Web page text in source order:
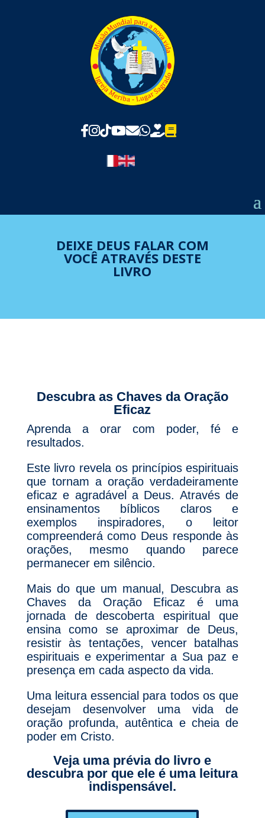
DEIXE DEUS FALAR COM
VOCÊ ATRAVÉS DESTE
LIVRO
Descubra as Chaves da Oração
Eficaz
Aprenda a orar com poder, fé e
resultados.
Este livro revela os princípios espirituais
que tornam a oração verdadeiramente
eficaz e agradável a Deus. Através de
ensinamentos bíblicos claros e
exemplos inspiradores, o leitor
compreenderá como Deus responde às
orações, mesmo quando parece
permanecer em silêncio.
Mais do que um manual, Descubra as
Chaves da Oração Eficaz é uma
jornada de descoberta espiritual que
ensina como se aproximar de Deus,
resistir às tentações, vencer batalhas
espirituais e experimentar a Sua paz e
presença em cada aspecto da vida.
Uma leitura essencial para todos os que
desejam desenvolver uma vida de
oração profunda, autêntica e cheia de
poder em Cristo.
Veja uma prévia do livro e
descubra por que ele é uma leitura
indispensável.